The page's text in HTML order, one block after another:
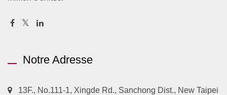
Notre Adresse
13F., No.111-1, Xingde Rd., Sanchong Dist., New Taipei